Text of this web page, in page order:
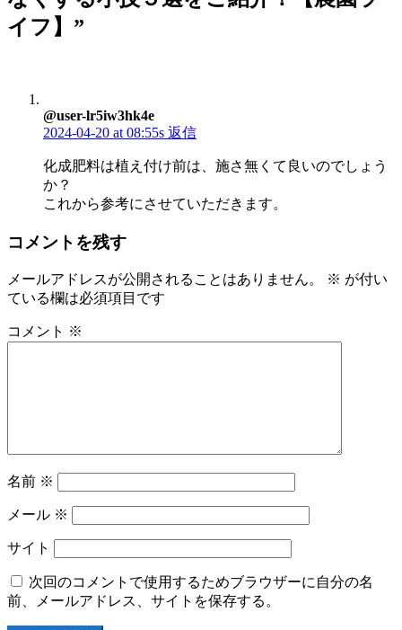
イフ】 ”
@user-lr5iw3hk4e
2024-04-20 at 08:55s 返信
化成肥料は植え付け前は、施さ無くて良いのでしょう
か？
これから参考にさせていただきます。
コメントを残す
メールアドレスが公開されることはありません。 ※ が付い
ている欄は必須項目です
コメント ※
名前 ※
メール ※
サイト
次回のコメントで使用するためブラウザーに自分の名
前、メールアドレス、サイトを保存する。